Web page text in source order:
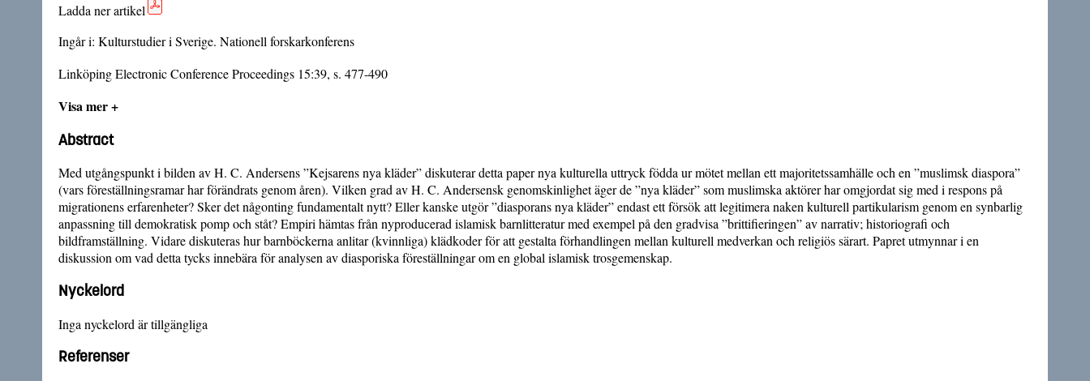
Ladda ner artikel
Ingår i: Kulturstudier i Sverige. Nationell forskarkonferens
Linköping Electronic Conference Proceedings 15:39, s. 477-490
Visa mer +
Abstract
Med utgångspunkt i bilden av H. C. Andersens ”Kejsarens nya kläder” diskuterar detta paper nya kulturella uttryck födda ur mötet mellan ett majoritetssamhälle och en ”muslimsk diaspora”
(vars föreställningsramar har förändrats genom åren). Vilken grad av H. C. Andersensk genomskinlighet äger de ”nya kläder” som muslimska aktörer har omgjordat sig med i respons på
migrationens erfarenheter? Sker det någonting fundamentalt nytt? Eller kanske utgör ”diasporans nya kläder” endast ett försök att legitimera naken kulturell partikularism genom en synbarlig
anpassning till demokratisk pomp och ståt? Empiri hämtas från nyproducerad islamisk barnlitteratur med exempel på den gradvisa ”brittifieringen” av narrativ; historiografi och
bildframställning. Vidare diskuteras hur barnböckerna anlitar (kvinnliga) klädkoder för att gestalta förhandlingen mellan kulturell medverkan och religiös särart. Papret utmynnar i en
diskussion om vad detta tycks innebära för analysen av diasporiska föreställningar om en global islamisk trosgemenskap.
Nyckelord
Inga nyckelord är tillgängliga
Referenser